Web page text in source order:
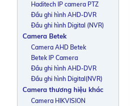
Haditech IP camera PTZ
Đầu ghi hình AHD-DVR
Đầu ghi hình Digital (NVR)
Camera Betek
Camera AHD Betek
Betek IP Camera
Đầu ghi hình AHD-DVR
Đầu ghi hình Digital(NVR)
Camera thương hiệu khác
Camera HIKVISION